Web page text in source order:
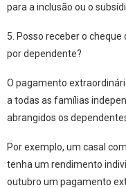
para a inclusão ou o
5. Posso receber o
por dependente?
O pagamento
a todas as famílias
abrangidos os
Por exemplo, um casal com
tenha um rendimento
outubro um pagamento